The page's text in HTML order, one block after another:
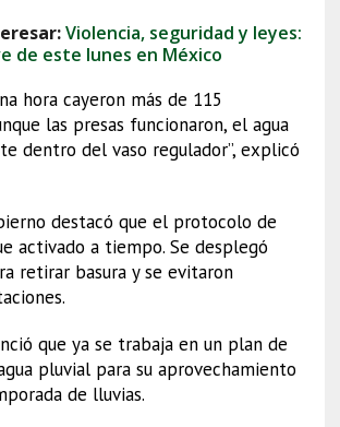
Violencia, seguridad y leyes:
de este lunes en México
hora cayeron más de 115
las presas funcionaron, el agua
dentro del vaso regulador”, explicó
destacó que el protocolo de
activado a tiempo. Se desplegó
retirar basura y se evitaron
que ya se trabaja en un plan de
pluvial para su aprovechamiento
de lluvias.